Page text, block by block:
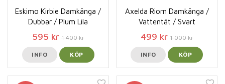
Eskimo Kirbie Damkänga /
Dubbar / Plum Lila
595 kr 1 400 kr
INFO KÖP
Axelda Riom Damkänga /
Vattentät / Svart
499 kr 1 000 kr
INFO KÖP